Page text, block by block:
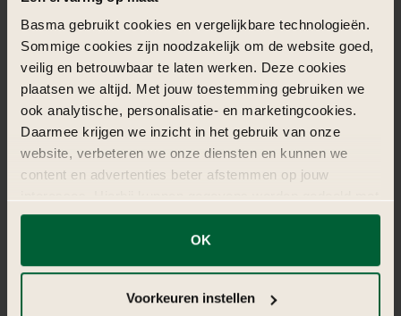
Basma gebruikt cookies en vergelijkbare technologieën.
Sommige cookies zijn noodzakelijk om de website goed,
veilig en betrouwbaar te laten werken. Deze cookies
plaatsen we altijd. Met jouw toestemming gebruiken we
ook analytische, personalisatie- en marketingcookies.
Daarmee krijgen we inzicht in het gebruik van onze
website, verbeteren we onze diensten en kunnen we
content en advertenties beter afstemmen op jouw
externe partners.
Klik op ‘OK’ om alle cookies te accepteren. Kies ‘Alleen
staan. Via ‘Voorkeuren instellen’ kun je per categorie
OK
Voorkeuren instellen
Eventtype
Locatie
Restaurant Molen De Zwaluw
Duur voorbereiding
2 weken
Uitvoerdagen
Gastenaantal
± 100 gasten
Budgetcategorie
€ 4.900,-